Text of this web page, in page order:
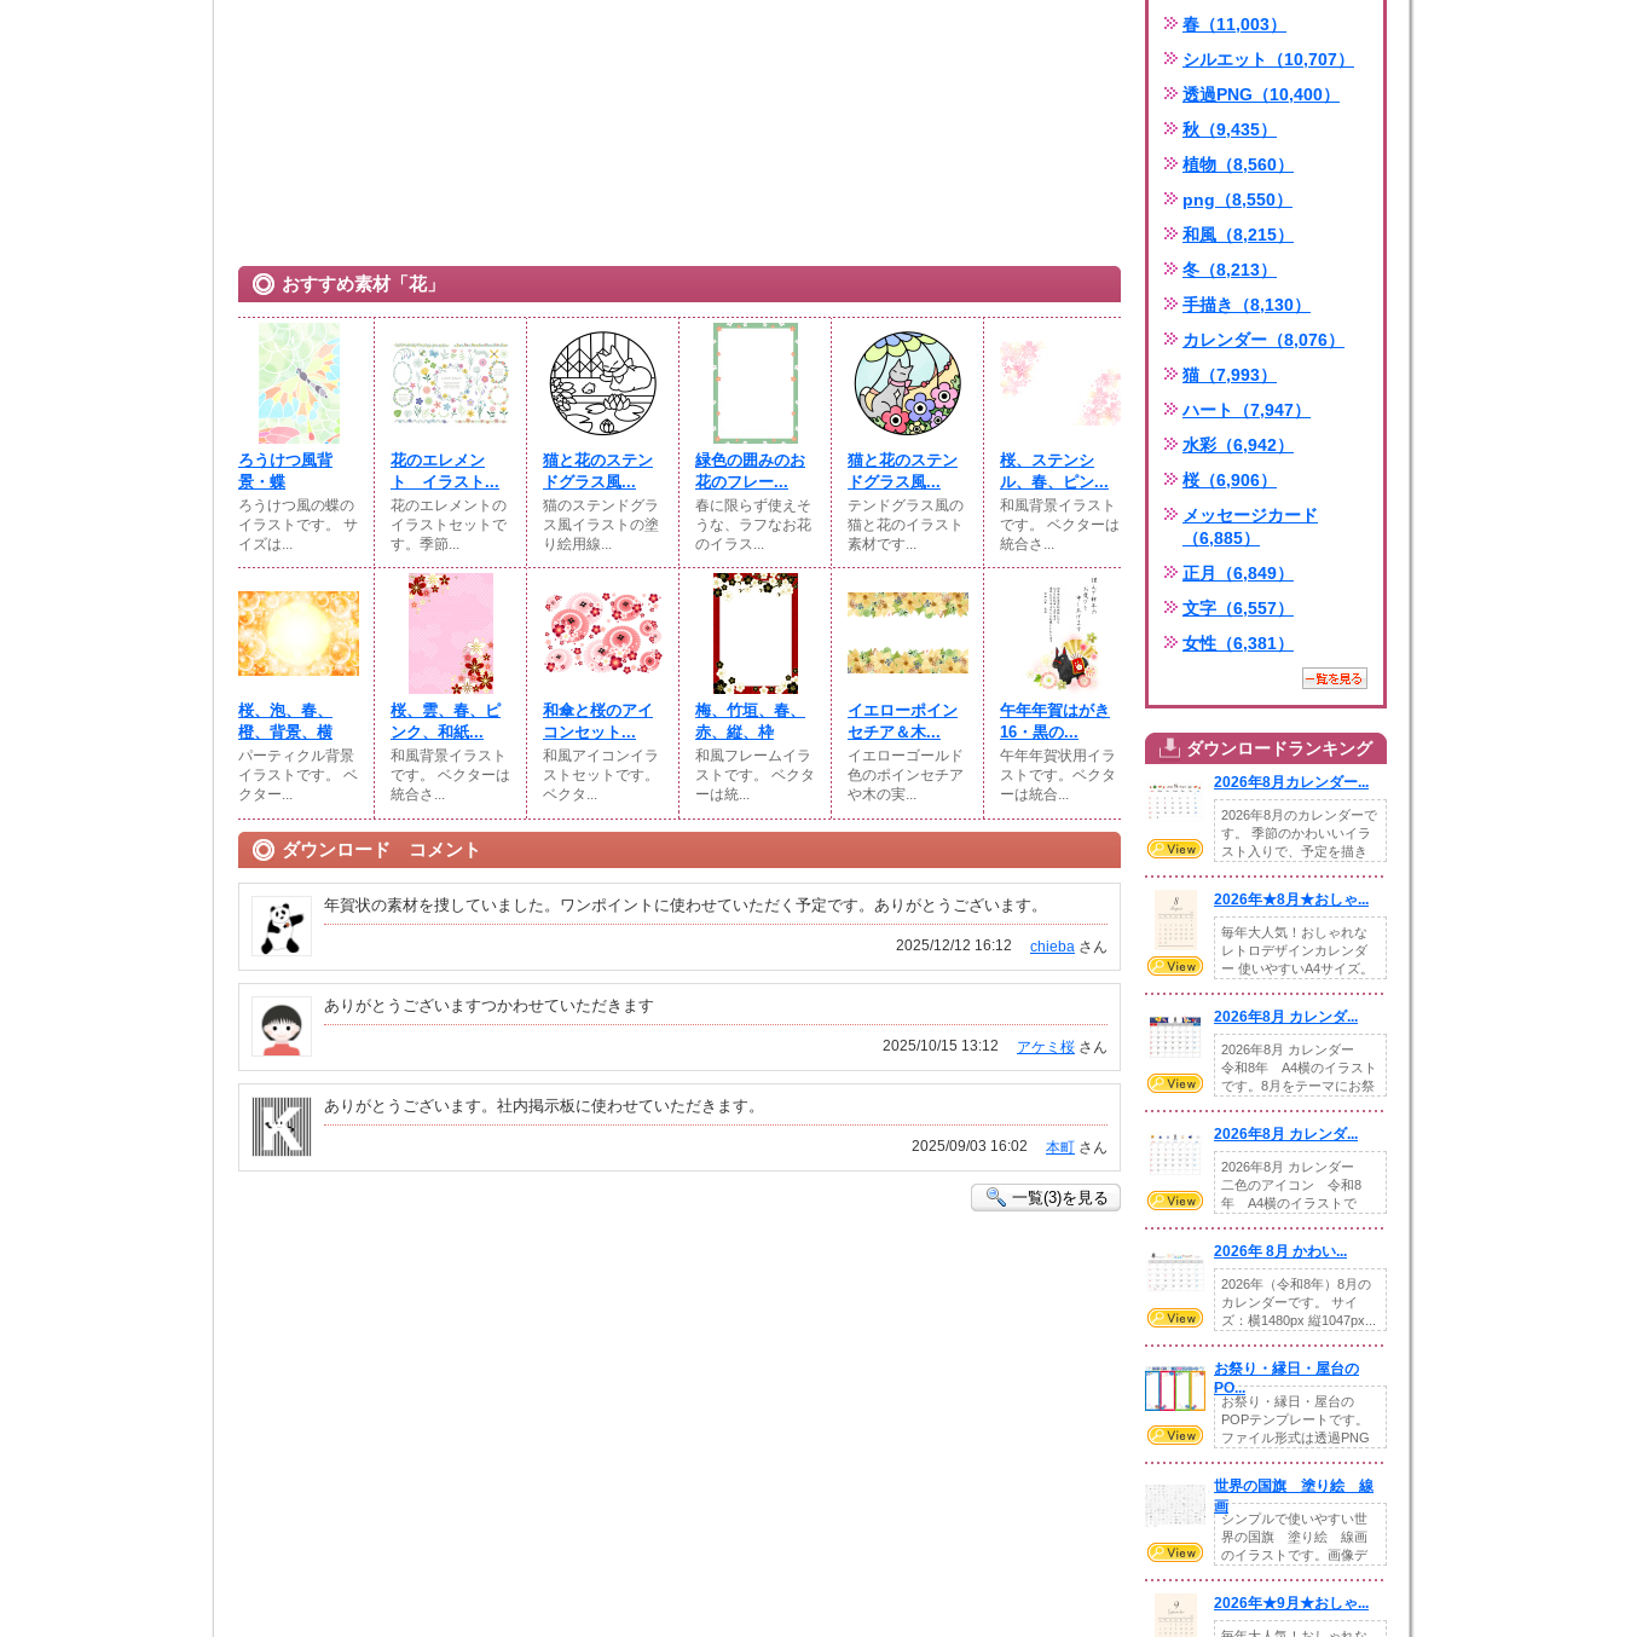
おすすめ素材「花」
ろうけつ風背
景・蝶
ろうけつ風の蝶の
イラストです。 サ
イズは...
花のエレメン
ト イラスト...
花のエレメントの
イラストセットで
す。季節...
猫と花のステン
ドグラス風...
猫のステンドグラ
ス風イラストの塗
り絵用線...
緑色の囲みのお
花のフレー...
春に限らず使えそ
うな、ラフなお花
のイラス...
猫と花のステン
ドグラス風...
テンドグラス風の
猫と花のイラスト
素材です...
桜、ステンシ
ル、春、ピン...
和風背景イラスト
です。 ベクターは
統合さ...
桜、泡、春、
橙、背景、横
パーティクル背景
イラストです。 ベ
クター...
桜、雲、春、ピ
ンク、和紙...
和風背景イラスト
です。 ベクターは
統合さ...
和傘と桜のアイ
コンセット...
和風アイコンイラ
ストセットです。
ベクタ...
梅、竹垣、春、
赤、縦、枠
和風フレームイラ
ストです。 ベクタ
ーは統...
イエローポイン
セチア＆木...
イエローゴールド
色のポインセチア
や木の実...
午年年賀はがき
16・黒の...
午年年賀状用イラ
ストです。ベクタ
ーは統合...
ダウンロード コメント
年賀状の素材を捜していました。ワンポイントに使わせていただく予定です。ありがとうございます。
chieba さん
2025/12/12 16:12
ありがとうございますつかわせていただきます
アケミ桜 さん
2025/10/15 13:12
ありがとうございます。社内掲示板に使わせていただきます。
本町 さん
2025/09/03 16:02
一覧(3)を見る
春（11,003）
シルエット（10,707）
透過PNG（10,400）
秋（9,435）
植物（8,560）
png（8,550）
和風（8,215）
冬（8,213）
手描き（8,130）
カレンダー（8,076）
猫（7,993）
ハート（7,947）
水彩（6,942）
桜（6,906）
メッセージカード
（6,885）
正月（6,849）
文字（6,557）
女性（6,381）
ダウンロードランキング
2026年8月カレンダー...
2026年8月のカレンダーで
す。 季節のかわいいイラ
スト入りで、予定を描き
2026年★8月★おしゃ...
毎年大人気！おしゃれな
レトロデザインカレンダ
ー 使いやすいA4サイズ。
2026年8月 カレンダ...
2026年8月 カレンダー
令和8年 A4横のイラスト
です。8月をテーマにお祭
2026年8月 カレンダ...
2026年8月 カレンダー
二色のアイコン 令和8
年 A4横のイラストで
2026年 8月 かわい...
2026年（令和8年）8月の
カレンダーです。 サイ
ズ：横1480px 縦1047px...
お祭り・縁日・屋台の
PO...
お祭り・縁日・屋台の
POPテンプレートです。
ファイル形式は透過PNG
世界の国旗 塗り絵 線
画
シンプルで使いやすい世
界の国旗 塗り絵 線画
のイラストです。画像デ
2026年★9月★おしゃ...